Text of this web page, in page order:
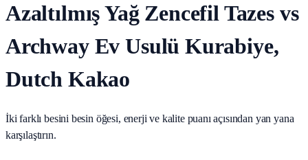
Azaltılmış Yağ Zencefil Tazes vs
Archway Ev Usulü Kurabiye,
Dutch Kakao
İki farklı besini besin öğesi, enerji ve kalite puanı açısından yan yana
karşılaştırın.